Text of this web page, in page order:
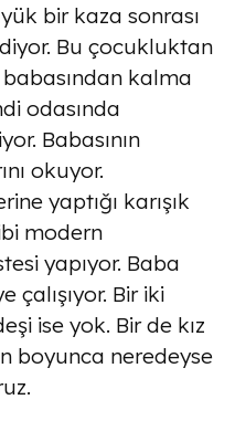
bir kaza sonrası
Bu çocukluktan
babasından kalma
odasında
Babasının
okuyor.
yaptığı karışık
modern
yapıyor. Baba
çalışıyor. Bir iki
ise yok. Bir de kız
boyunca neredeyse